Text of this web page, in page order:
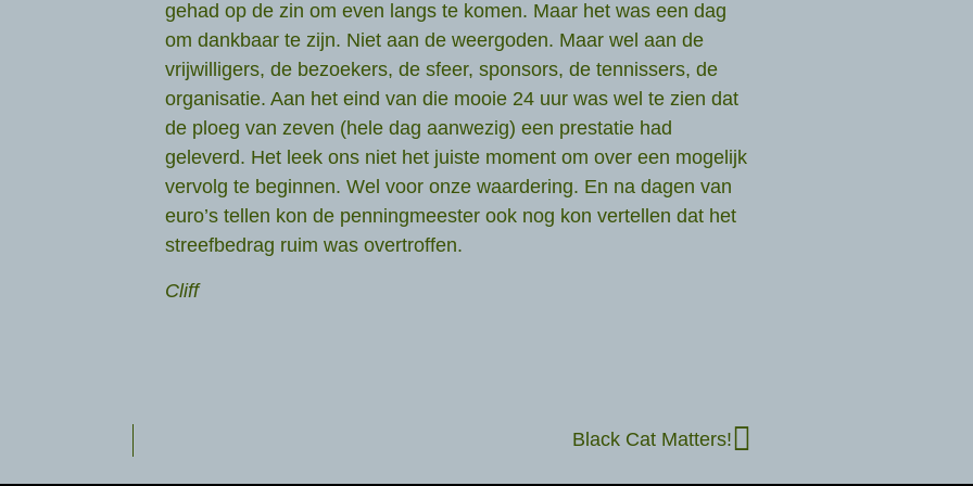
gehad op de zin om even langs te komen. Maar het was een dag
om dankbaar te zijn. Niet aan de weergoden. Maar wel aan de
vrijwilligers, de bezoekers, de sfeer, sponsors, de tennissers, de
organisatie. Aan het eind van die mooie 24 uur was wel te zien dat
de ploeg van zeven (hele dag aanwezig) een prestatie had
geleverd. Het leek ons niet het juiste moment om over een mogelijk
vervolg te beginnen. Wel voor onze waardering. En na dagen van
euro’s tellen kon de penningmeester ook nog kon vertellen dat het
streefbedrag ruim was overtroffen.
Cliff
Black Cat Matters!